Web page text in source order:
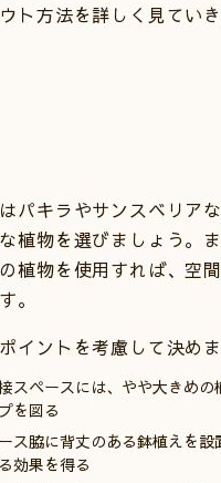
ト方法を詳しく見てい
パキラやサンスベリア
植物を選びましょう。
植物を使用すれば、空
。
イントを考慮して決めま
スペースには、やや大きめの
を図る
ス脇に背丈のある鉢植えを設
効果を得る